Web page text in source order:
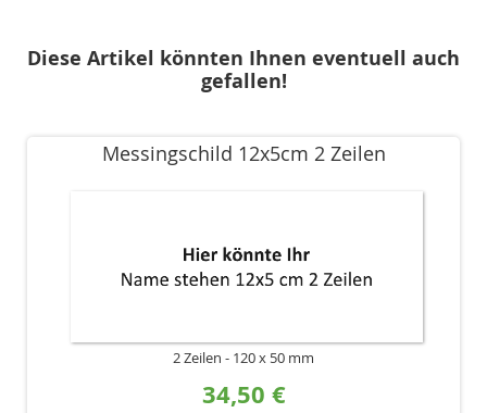
Diese Artikel könnten Ihnen eventuell auch
gefallen!
Messingschild 12x5cm 2 Zeilen
2 Zeilen 120 x 50 mm
34,50 €